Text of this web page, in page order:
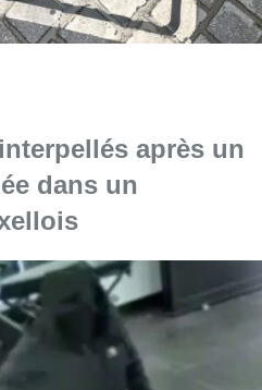
après un
dans un